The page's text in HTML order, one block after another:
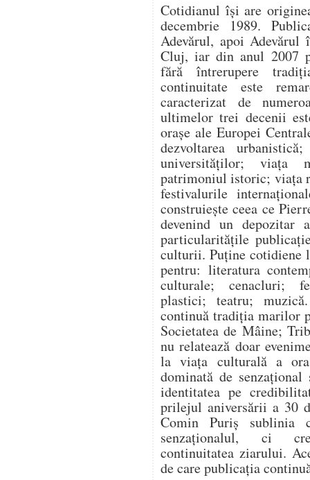
Cotidianul își are
decembrie 1989.
Adevărul, apoi
Cluj, iar din anul 2007
fără întrerupere
continuitate este
caracterizat de
ultimelor trei decenii
orașe ale Europei
dezvoltarea
universităților; viața
patrimoniul istoric; viața
festivalurile
construiește ceea ce
devenind un depozitar
particularitățile
culturii. Puține cotidiene
pentru: literatura
culturale; cenacluri;
plastici; teatru;
continuă tradiția marilor
Societatea de Mâine;
nu relatează doar
la viața culturală a
dominată de
identitatea pe
prilejul aniversării a 30
Comin Puriș
senzaționalul, ci
continuitatea ziarului.
de care publicația